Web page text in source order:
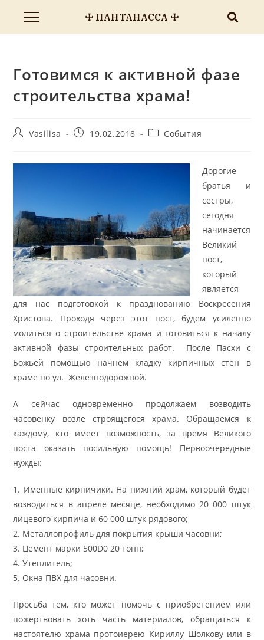
☩ ПАНТАНАССА ☩
Готовимся к активной фазе
строительства храма!
Vasilisa 19.02.2018 События
Дорогие
братья и
сестры,
сегодня
начинается
Великий
пост,
который
является
для нас подготовкой к празднованию Воскресения
Христова. Проходя через этот пост, будем усиленно
молиться о строительстве храма и готовиться к началу
активной фазы строительных работ. После Пасхи с
Божьей помощью начнем кладку кирпичных стен в
храме по ул. Железнодорожной.
А сейчас одновременно продолжаем возводить
часовенку возле строящегося храма. Обращаемся к
каждому, кто имеет возможность, за время Великого
поста оказать посильную помощь! Первоочередные
нужды:
1. Именные кирпичики. На нижний храм, который будет
возводиться в апреле месяце, необходимо 20 000 штук
лицевого кирпича и 60 000 штук рядового;
2. Металлопрофиль для покрытия крыши часовни;
3. Цемент марки 500D0 20 тонн;
4. Утеплитель;
5. Окна ПВХ для часовни.
Просьба тем, кто может помочь с приобретением или
пожертвовать хоть часть материалов, обращаться к
настоятелю храма протоиерею Кириллу Шолкову или в